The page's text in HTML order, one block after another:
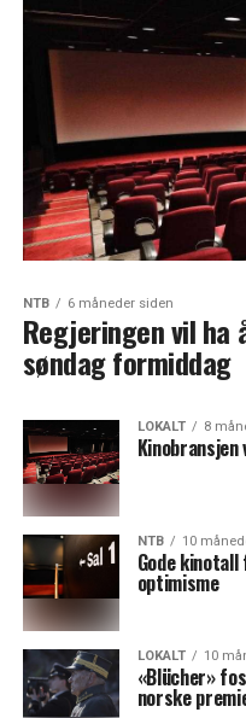
NTB 6 måneder siden
Regjeringen vil ha
søndag formiddag
LOKALT 8
NTB 10
Gode
optimisme
LOKALT 10
«Blücher»
norske